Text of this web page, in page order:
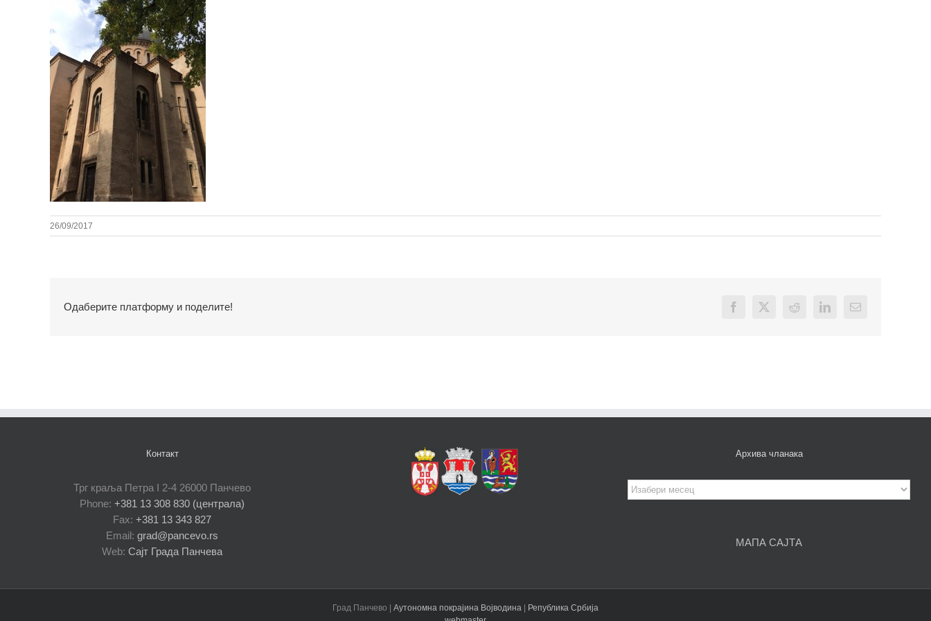
26/09/2017
Одаберите платформу и поделите! Facebook
X Reddit LinkedInEmail
Контакт
Трг краља Петра I 2-4 26000 Панчево
Phone: +381 13 308 830 (централа)
Fax: +381 13 343 827
Email: grad@pancevo.rs
Web: Сајт Града Панчева
Архива чланака
Архива
чланака
МАПА САЈТА
Град Панчево | Аутономна покрајина Војводина | Република Србија